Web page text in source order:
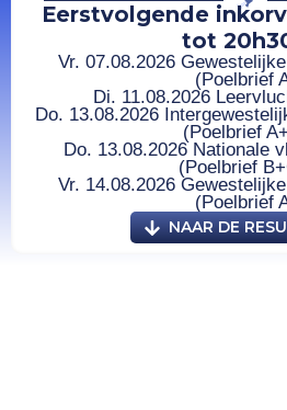
Eerstvolgende
tot
Vr. 07.08.2026
(Poelbrief
Di. 11.08.2026
Do. 13.08.2026
(Poelbrief
Do. 13.08.2026 Nationale
(Poelbrief
Vr. 14.08.2026
(Poelbrief
NAAR DE